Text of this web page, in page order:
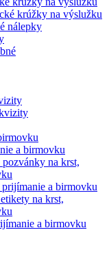
krúžky na výslužku
nálepky
a birmovku
na krst,
a birmovku
na krst,
a birmovku